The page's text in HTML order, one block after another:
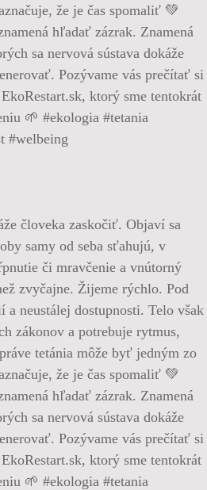
človeka zaskočiť. Objaví sa
samy od seba sťahujú, v
či mravčenie a vnútorný
zvyčajne. Žijeme rýchlo. Pod
neustálej dostupnosti. Telo však
zákonov a potrebuje rytmus,
tetánia môže byť jedným zo
že je čas spomaliť 💚
hľadať zázrak. Znamená
sa nervová sústava dokáže
Pozývame vás prečítať si
ktorý sme tentokrát
🌱 #ekologia #tetania